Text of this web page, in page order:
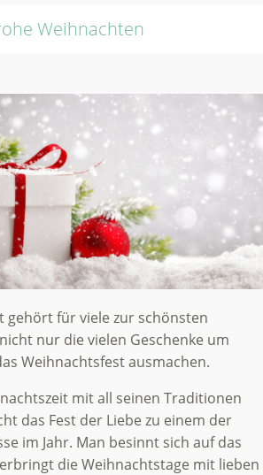
Weihnachten
gehört für viele zur schönsten
nur die vielen Geschenke um
Weihnachtsfest ausmachen.
mit all seinen Traditionen
das Fest der Liebe zu einem der
im Jahr. Man besinnt sich auf das
die Weihnachtstage mit lieben